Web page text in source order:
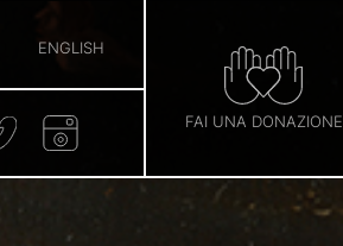
FAI UNA DONAZIONE
ENGLISH